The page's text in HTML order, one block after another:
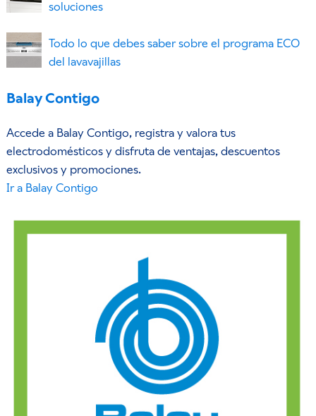
soluciones
Todo lo que debes saber sobre el programa ECO
del lavavajillas
Balay Contigo
Accede a Balay Contigo, registra y valora tus
electrodomésticos y disfruta de ventajas, descuentos
exclusivos y promociones.
Ir a Balay Contigo